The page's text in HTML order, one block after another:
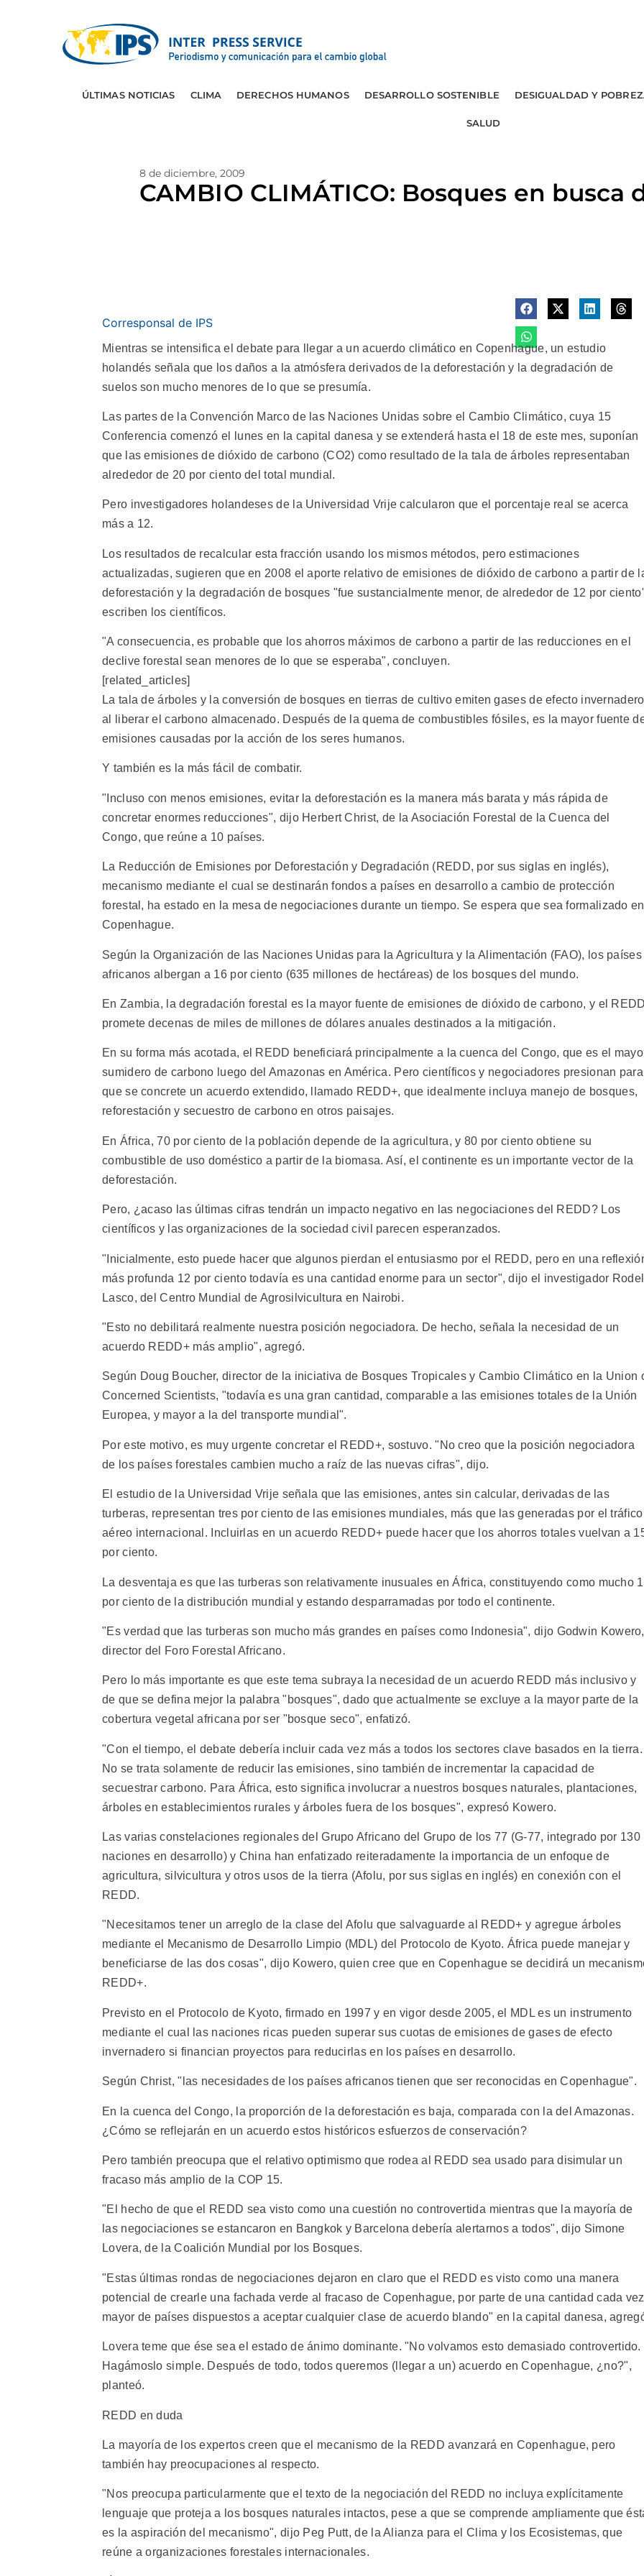
ÚLTIMAS NOTICIAS CLIMA DERECHOS HUMANOS DESARROLLO SOSTENIBLE DESIGUALDAD Y
SALUD
8 de diciembre, 2009
CAMBIO CLIMÁTICO: Bosques en busca
Corresponsal de IPS
Mientras se intensifica el debate para llegar a un acuerdo climático en Copenhague, un estudio
holandés señala que los daños a la atmósfera derivados de la deforestación y la degradación de
suelos son mucho menores de lo que se presumía.
Las partes de la Convención Marco de las Naciones Unidas sobre el Cambio Climático, cuya 15
Conferencia comenzó el lunes en la capital danesa y se extenderá hasta el 18 de este mes, suponían
que las emisiones de dióxido de carbono (CO2) como resultado de la tala de árboles representaban
alrededor de 20 por ciento del total mundial.
Pero investigadores holandeses de la Universidad Vrije calcularon que el porcentaje real se acerca
más a 12.
Los resultados de recalcular esta fracción usando los mismos métodos, pero estimaciones
actualizadas, sugieren que en 2008 el aporte relativo de emisiones de dióxido de carbono a partir de
deforestación y la degradación de bosques "fue sustancialmente menor, de alrededor de 12 por
escriben los científicos.
"A consecuencia, es probable que los ahorros máximos de carbono a partir de las reducciones en el
declive forestal sean menores de lo que se esperaba", concluyen.
[related_articles]
La tala de árboles y la conversión de bosques en tierras de cultivo emiten gases de efecto
al liberar el carbono almacenado. Después de la quema de combustibles fósiles, es la mayor fuente
emisiones causadas por la acción de los seres humanos.
Y también es la más fácil de combatir.
"Incluso con menos emisiones, evitar la deforestación es la manera más barata y más rápida de
concretar enormes reducciones", dijo Herbert Christ, de la Asociación Forestal de la Cuenca del
Congo, que reúne a 10 países.
La Reducción de Emisiones por Deforestación y Degradación (REDD, por sus siglas en inglés),
mecanismo mediante el cual se destinarán fondos a países en desarrollo a cambio de protección
forestal, ha estado en la mesa de negociaciones durante un tiempo. Se espera que sea formalizado en
Copenhague.
Según la Organización de las Naciones Unidas para la Agricultura y la Alimentación (FAO), los países
africanos albergan a 16 por ciento (635 millones de hectáreas) de los bosques del mundo.
En Zambia, la degradación forestal es la mayor fuente de emisiones de dióxido de carbono, y el
promete decenas de miles de millones de dólares anuales destinados a la mitigación.
En su forma más acotada, el REDD beneficiará principalmente a la cuenca del Congo, que es el
sumidero de carbono luego del Amazonas en América. Pero científicos y negociadores presionan para
que se concrete un acuerdo extendido, llamado REDD+, que idealmente incluya manejo de bosques,
reforestación y secuestro de carbono en otros paisajes.
En África, 70 por ciento de la población depende de la agricultura, y 80 por ciento obtiene su
combustible de uso doméstico a partir de la biomasa. Así, el continente es un importante vector de la
deforestación.
Pero, ¿acaso las últimas cifras tendrán un impacto negativo en las negociaciones del REDD? Los
científicos y las organizaciones de la sociedad civil parecen esperanzados.
"Inicialmente, esto puede hacer que algunos pierdan el entusiasmo por el REDD, pero en una
más profunda 12 por ciento todavía es una cantidad enorme para un sector", dijo el investigador Rodel
Lasco, del Centro Mundial de Agrosilvicultura en Nairobi.
"Esto no debilitará realmente nuestra posición negociadora. De hecho, señala la necesidad de un
acuerdo REDD+ más amplio", agregó.
Según Doug Boucher, director de la iniciativa de Bosques Tropicales y Cambio Climático en la Union
Concerned Scientists, "todavía es una gran cantidad, comparable a las emisiones totales de la Unión
Europea, y mayor a la del transporte mundial".
Por este motivo, es muy urgente concretar el REDD+, sostuvo. "No creo que la posición negociadora
de los países forestales cambien mucho a raíz de las nuevas cifras", dijo.
El estudio de la Universidad Vrije señala que las emisiones, antes sin calcular, derivadas de las
turberas, representan tres por ciento de las emisiones mundiales, más que las generadas por el tráfico
aéreo internacional. Incluirlas en un acuerdo REDD+ puede hacer que los ahorros totales vuelvan a
por ciento.
La desventaja es que las turberas son relativamente inusuales en África, constituyendo como mucho
por ciento de la distribución mundial y estando desparramadas por todo el continente.
"Es verdad que las turberas son mucho más grandes en países como Indonesia", dijo Godwin Kowero,
director del Foro Forestal Africano.
Pero lo más importante es que este tema subraya la necesidad de un acuerdo REDD más inclusivo y
de que se defina mejor la palabra "bosques", dado que actualmente se excluye a la mayor parte de la
cobertura vegetal africana por ser "bosque seco", enfatizó.
"Con el tiempo, el debate debería incluir cada vez más a todos los sectores clave basados en la tierra.
No se trata solamente de reducir las emisiones, sino también de incrementar la capacidad de
secuestrar carbono. Para África, esto significa involucrar a nuestros bosques naturales, plantaciones,
árboles en establecimientos rurales y árboles fuera de los bosques", expresó Kowero.
Las varias constelaciones regionales del Grupo Africano del Grupo de los 77 (G-77, integrado por 130
naciones en desarrollo) y China han enfatizado reiteradamente la importancia de un enfoque de
agricultura, silvicultura y otros usos de la tierra (Afolu, por sus siglas en inglés) en conexión con el
REDD.
"Necesitamos tener un arreglo de la clase del Afolu que salvaguarde al REDD+ y agregue árboles
mediante el Mecanismo de Desarrollo Limpio (MDL) del Protocolo de Kyoto. África puede manejar y
beneficiarse de las dos cosas", dijo Kowero, quien cree que en Copenhague se decidirá un
REDD+.
Previsto en el Protocolo de Kyoto, firmado en 1997 y en vigor desde 2005, el MDL es un instrumento
mediante el cual las naciones ricas pueden superar sus cuotas de emisiones de gases de efecto
invernadero si financian proyectos para reducirlas en los países en desarrollo.
Según Christ, "las necesidades de los países africanos tienen que ser reconocidas en Copenhague".
En la cuenca del Congo, la proporción de la deforestación es baja, comparada con la del Amazonas.
¿Cómo se reflejarán en un acuerdo estos históricos esfuerzos de conservación?
Pero también preocupa que el relativo optimismo que rodea al REDD sea usado para disimular un
fracaso más amplio de la COP 15.
"El hecho de que el REDD sea visto como una cuestión no controvertida mientras que la mayoría de
las negociaciones se estancaron en Bangkok y Barcelona debería alertarnos a todos", dijo Simone
Lovera, de la Coalición Mundial por los Bosques.
"Estas últimas rondas de negociaciones dejaron en claro que el REDD es visto como una manera
potencial de crearle una fachada verde al fracaso de Copenhague, por parte de una cantidad cada vez
mayor de países dispuestos a aceptar cualquier clase de acuerdo blando" en la capital danesa,
Lovera teme que ése sea el estado de ánimo dominante. "No volvamos esto demasiado controvertido.
Hagámoslo simple. Después de todo, todos queremos (llegar a un) acuerdo en Copenhague, ¿no?",
planteó.
REDD en duda
La mayoría de los expertos creen que el mecanismo de la REDD avanzará en Copenhague, pero
también hay preocupaciones al respecto.
"Nos preocupa particularmente que el texto de la negociación del REDD no incluya explícitamente
lenguaje que proteja a los bosques naturales intactos, pese a que se comprende ampliamente que
es la aspiración del mecanismo", dijo Peg Putt, de la Alianza para el Clima y los Ecosistemas, que
reúne a organizaciones forestales internacionales.